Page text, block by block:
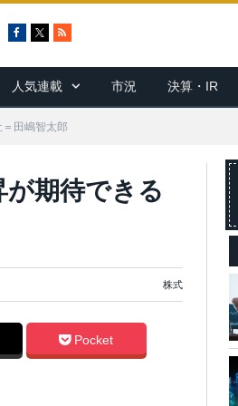
c
e
b
o
R
S
人気連載 市況 決算・IR
田嶋智太郎
期待できる
株式
Pocket